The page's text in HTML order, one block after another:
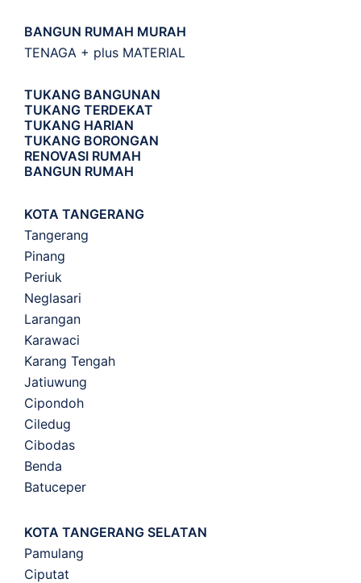
BANGUN RUMAH MURAH
TENAGA + plus MATERIAL
TUKANG BANGUNAN
TUKANG TERDEKAT
TUKANG HARIAN
TUKANG BORONGAN
RENOVASI RUMAH
BANGUN RUMAH
KOTA TANGERANG
Tangerang
Pinang
Periuk
Neglasari
Larangan
Karawaci
Karang Tengah
Jatiuwung
Cipondoh
Ciledug
Cibodas
Benda
Batuceper
KOTA TANGERANG SELATAN
Pamulang
Ciputat